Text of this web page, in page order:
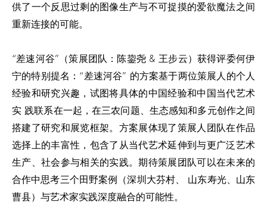
供了一个反思过剩的图像生产与不可捉摸的爱欲魔法之间
重新连接的可能。
“差速河谷”（策展团队：陈鋆尧 & 王步云）获得评委何伊
宁的特别提名：“差速河谷” 的方案基于两位策展人的个人
经验和研究兴趣，试图将具体的中国经验和中国当代艺术
实 践联系在一起，在三农问题、生态感知和多元创作之间
搭建了研究和展览框架。方案展体现了策展人团队在作品
选择上的丰富性，包含了从当代艺术延伸到与更广泛艺术
生产、社会参与相关的实践。期待策展团队可以在未来的
合作中思考三个田野案例（深圳大芬村、 山东寿光、山东
曹县）与艺术家实践深度融合的可能性。